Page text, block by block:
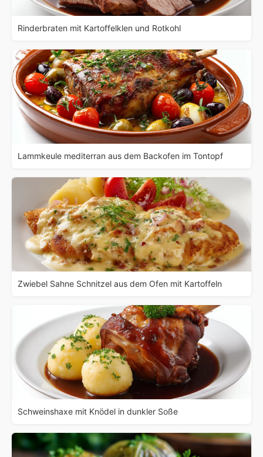
Rinderbraten mit Kartoffelklen und Rotkohl
Lammkeule mediterran aus dem Backofen im Tontopf
Zwiebel Sahne Schnitzel aus dem Ofen mit Kartoffeln
Schweinshaxe mit Knödel in dunkler Soße